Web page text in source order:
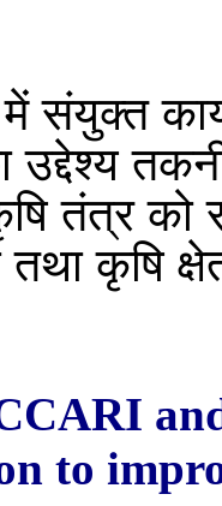
संयुक्त
उद्देश्य
तंत्र
तथा कृषि
to